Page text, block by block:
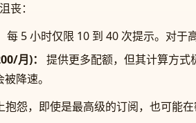
丧：
每 5 小时仅限 10 到 40 次提示。对于
月)：
提供更多配额，但其计算方
降速。
怨，即使是最高级的订阅，也可能